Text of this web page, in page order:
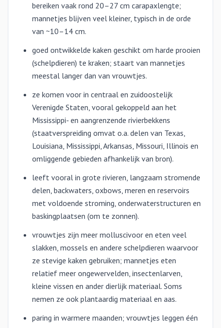
bereiken vaak rond 20–27 cm carapaxlengte;
mannetjes blijven veel kleiner, typisch in de orde
van ~10–14 cm.
goed ontwikkelde kaken geschikt om harde prooien
(schelpdieren) te kraken; staart van mannetjes
meestal langer dan van vrouwtjes.
ze komen voor in centraal en zuidoostelijk
Verenigde Staten, vooral gekoppeld aan het
Mississippi- en aangrenzende rivierbekkens
(staatverspreiding omvat o.a. delen van Texas,
Louisiana, Mississippi, Arkansas, Missouri, Illinois en
omliggende gebieden afhankelijk van bron).
leeft vooral in grote rivieren, langzaam stromende
delen, backwaters, oxbows, meren en reservoirs
met voldoende stroming, onderwaterstructuren en
baskingplaatsen (om te zonnen).
vrouwtjes zijn meer molluscivoor en eten veel
slakken, mossels en andere schelpdieren waarvoor
ze stevige kaken gebruiken; mannetjes eten
relatief meer ongewervelden, insectenlarven,
kleine vissen en ander dierlijk materiaal. Soms
nemen ze ook plantaardig materiaal en aas.
paring in warmere maanden; vrouwtjes leggen één